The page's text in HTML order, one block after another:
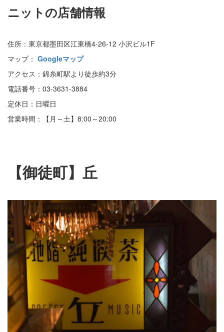
ニットの店舗情報
住所：東京都墨田区江東橋4-26-12 小沢ビル1F
マップ： Googleマップ
アクセス：錦糸町駅より徒歩約3分
電話番号：03-3631-3884
定休日：日曜日
営業時間：【月～土】8:00～20:00
【御徒町】丘